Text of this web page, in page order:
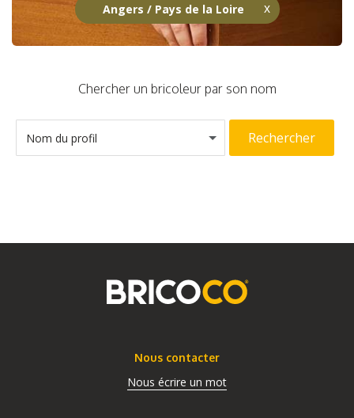
Angers / Pays de la Loire
Chercher un bricoleur par son nom
Nom du profil Rechercher
Nous contacter
Nous écrire un mot